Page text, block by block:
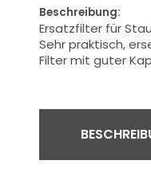
Beschreibung:
Ersatzfilter für
Sehr praktisch,
Filter mit guter